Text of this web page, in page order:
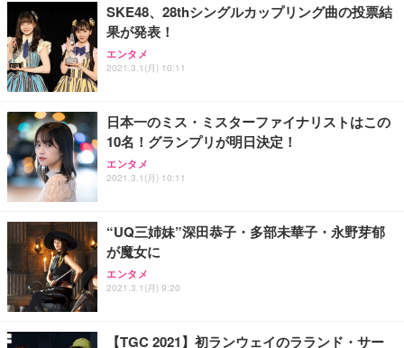
務用 おしゃれ パソコンチェア (ブラック)
Sezlife オフィスチェア デスクチェア 疲れない テレ
ワーク チェア 強化バックレスト 30度ロッキング機
能 人間工学 椅子 腰サポート 90度跳ね上げ式アーム
務用 おしゃれ パソコンチェア (ホワイト)
ANDWINT オフィスチェア デスクチェア 肘なし メ
ッシュ 通気性 ランバーサポート付き 腰サポート ガ
ス圧無段階昇降 360度回転 キャスター付き コンパク
【整備済み品】Dell E2724HS 27インチ 液晶モニタ
ー フルHD（1920×1080）VA 非光沢 HDMI/DisplayP
ort/VGA スピーカー内蔵 高さ調整 スイベル VESA対
【MiniLED/24.5inch/280Hz/FHD】GRAPHT THE S
HOOTER Gaming Monitor 24” Essential ゲーミン
グモニター QD 24.5インチ 1ms FHD 量子ドット 残
Smart Basic(スマートベーシック) 【Amazon.co.jp
限定】 Smart Basic アイリスオーヤマ ペットシーツ
超厚型 お徳用 ワイド 100枚入 (x 1) (ケース販売)
アイリスオーヤマ ペットシーツ 超厚型 お徳用 レギ
ュラー 200枚入【Amazon.co.jp限定】
SKE48、28thシングルカップリング曲の投票結
果が発表！
エンタメ
2021.3.1(月) 10:11
日本一のミス・ミスターファイナリストはこの
10名！グランプリが明日決定！
エンタメ
2021.3.1(月) 10:11
“UQ三姉妹”深田恭子・多部未華子・永野芽郁
が魔女に
エンタメ
2021.3.1(月) 9:20
【TGC 2021】初ランウェイのラランド・サー